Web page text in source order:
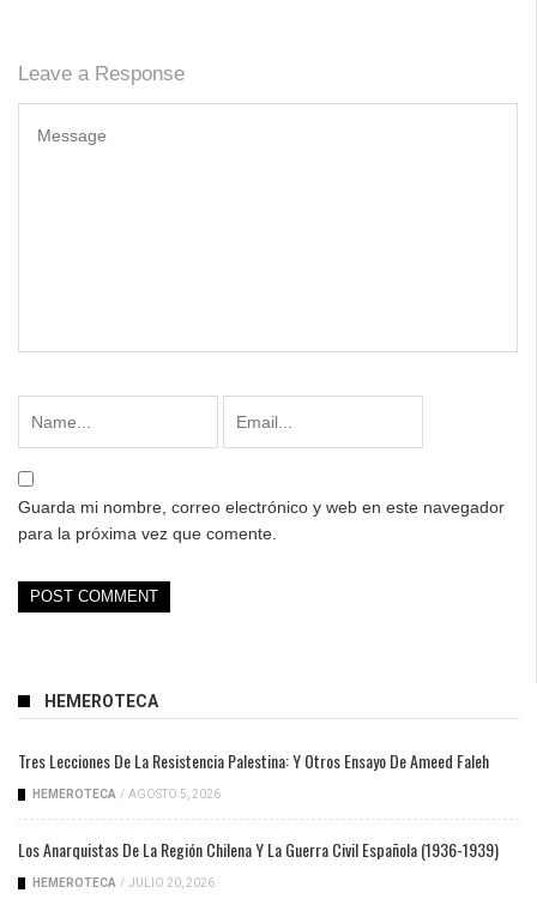
Leave a Response
Guarda mi nombre, correo electrónico y web en este navegador
para la próxima vez que comente.
HEMEROTECA
Tres Lecciones De La Resistencia Palestina: Y Otros Ensayo De Ameed Faleh
HEMEROTECA / AGOSTO 5, 2026
Los Anarquistas De La Región Chilena Y La Guerra Civil Española (1936-1939)
HEMEROTECA / JULIO 20, 2026